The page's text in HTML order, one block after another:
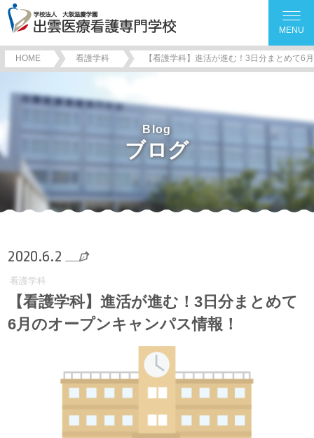
MENU
HOME 看護学科 【看護学科】進活が進む！3日分まとめて6
Blog
ブログ
2020.6.2
看護学科
【看護学科】進活が進む！3日分まとめて
6月のオープンキャンパス情報！